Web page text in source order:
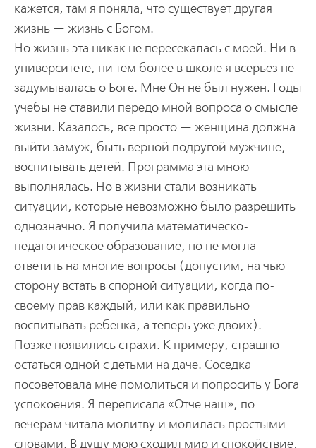
кажется, там я поняла, что существует другая
жизнь — жизнь с Богом.
Но жизнь эта никак не пересекалась с моей. Ни в
университете, ни тем более в школе я всерьез не
задумывалась о Боге. Мне Он не был нужен. Годы
учебы не ставили передо мной вопроса о смысле
жизни. Казалось, все просто — женщина должна
выйти замуж, быть верной подругой мужчине,
воспитывать детей. Программа эта мною
выполнялась. Но в жизни стали возникать
ситуации, которые невозможно было разрешить
однозначно. Я получила математическо-
педагогическое образование, но не могла
ответить на многие вопросы (допустим, на чью
сторону встать в спорной ситуации, когда по-
своему прав каждый, или как правильно
воспитывать ребенка, а теперь уже двоих).
Позже появились страхи. К примеру, страшно
остаться одной с детьми на даче. Соседка
посоветовала мне помолиться и попросить у Бога
успокоения. Я переписала «Отче наш», по
вечерам читала молитву и молилась простыми
словами. В душу мою сходил мир и спокойствие,